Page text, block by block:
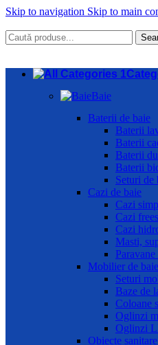
Skip to navigation Skip to main
Baie
Baterii de baie
Baterii
Baterii
Baterii
Baterii
Seturi de
Cazi de baie
Cazi
Cazi
Cazi
Masti,
Paravane
Mobilier de baie
Seturi
Baze de
Coloane
Oglinzi
Oglinzi
Obiecte sanitare